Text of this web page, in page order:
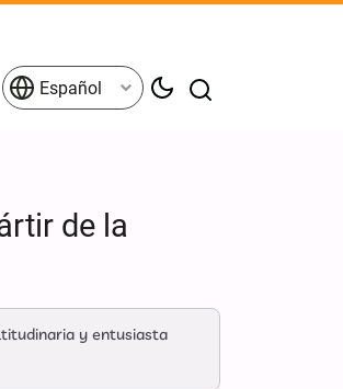
Español
de la
y entusiasta